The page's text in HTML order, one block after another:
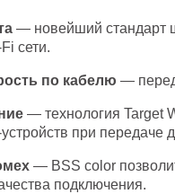
— новейший стандарт
сети.
по кабелю —
— технология Target
при передаче
— BSS color
подключения.